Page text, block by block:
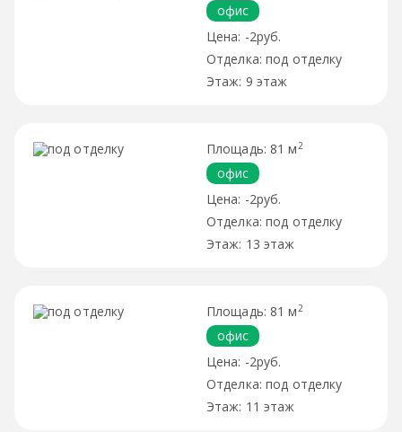
офис
-2руб.
под отделку
9 этаж
81 м 2
офис
-2руб.
под отделку
13 этаж
81 м 2
офис
-2руб.
под отделку
11 этаж